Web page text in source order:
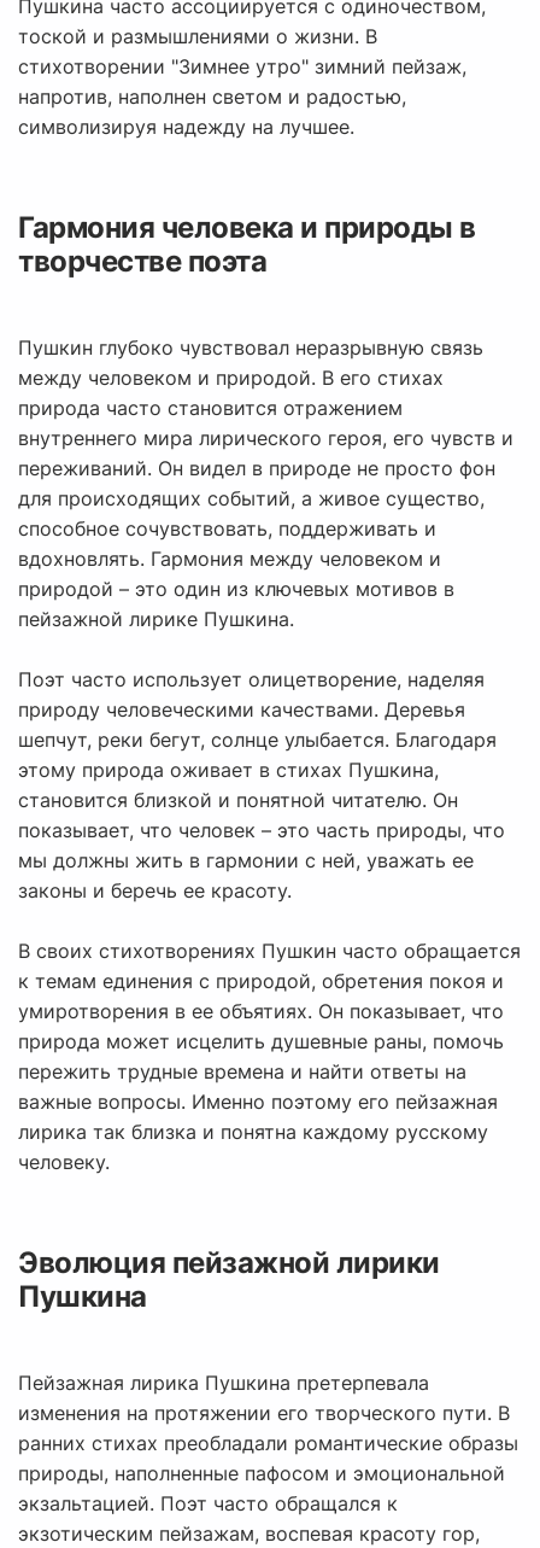
Пушкина часто ассоциируется с одиночеством,
тоской и размышлениями о жизни. В
стихотворении "Зимнее утро" зимний пейзаж,
напротив, наполнен светом и радостью,
символизируя надежду на лучшее.
Гармония человека и природы в
творчестве поэта
Пушкин глубоко чувствовал неразрывную связь
между человеком и природой. В его стихах
природа часто становится отражением
внутреннего мира лирического героя, его чувств и
переживаний. Он видел в природе не просто фон
для происходящих событий, а живое существо,
способное сочувствовать, поддерживать и
вдохновлять. Гармония между человеком и
природой – это один из ключевых мотивов в
пейзажной лирике Пушкина.
Поэт часто использует олицетворение, наделяя
природу человеческими качествами. Деревья
шепчут, реки бегут, солнце улыбается. Благодаря
этому природа оживает в стихах Пушкина,
становится близкой и понятной читателю. Он
показывает, что человек – это часть природы, что
мы должны жить в гармонии с ней, уважать ее
законы и беречь ее красоту.
В своих стихотворениях Пушкин часто обращается
к темам единения с природой, обретения покоя и
умиротворения в ее объятиях. Он показывает, что
природа может исцелить душевные раны, помочь
пережить трудные времена и найти ответы на
важные вопросы. Именно поэтому его пейзажная
лирика так близка и понятна каждому русскому
человеку.
Эволюция пейзажной лирики
Пушкина
Пейзажная лирика Пушкина претерпевала
изменения на протяжении его творческого пути. В
ранних стихах преобладали романтические образы
природы, наполненные пафосом и эмоциональной
экзальтацией. Поэт часто обращался к
экзотическим пейзажам, воспевая красоту гор,